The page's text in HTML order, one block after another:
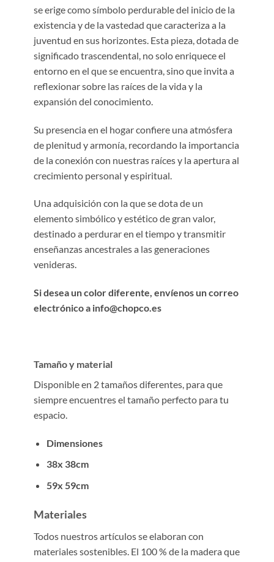
se erige como símbolo perdurable del inicio de la
existencia y de la vastedad que caracteriza a la
juventud en sus horizontes. Esta pieza, dotada de
significado trascendental, no solo enriquece el
entorno en el que se encuentra, sino que invita a
reflexionar sobre las raíces de la vida y la
expansión del conocimiento.
Su presencia en el hogar confiere una atmósfera
de plenitud y armonía, recordando la importancia
de la conexión con nuestras raíces y la apertura al
crecimiento personal y espiritual.
Una adquisición con la que se dota de un
elemento simbólico y estético de gran valor,
destinado a perdurar en el tiempo y transmitir
enseñanzas ancestrales a las generaciones
venideras.
Si desea un color diferente, envíenos un correo
electrónico a info@chopco.es
Tamaño y material
Disponible en 2 tamaños diferentes, para que
siempre encuentres el tamaño perfecto para tu
espacio.
Dimensiones
38x 38cm
59x 59cm
Materiales
Todos nuestros artículos se elaboran con
materiales sostenibles. El 100 % de la madera que